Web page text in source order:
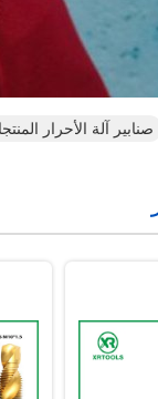
صنابير آلة الأحرار